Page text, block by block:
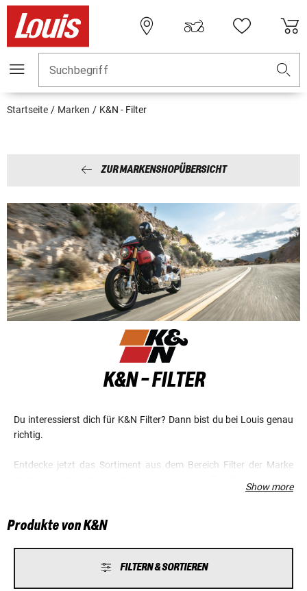
Suchbegriff
Startseite Marken K&N - Filter
ZUR MARKENSHOPÜBERSICHT
K&N - FILTER
Du interessierst dich für K&N Filter? Dann bist du bei Louis genau
richtig.
Entdecke jetzt das Sortiment aus dem Bereich Filter der Marke
Show more
Produkte von K&N
FILTERN & SORTIEREN